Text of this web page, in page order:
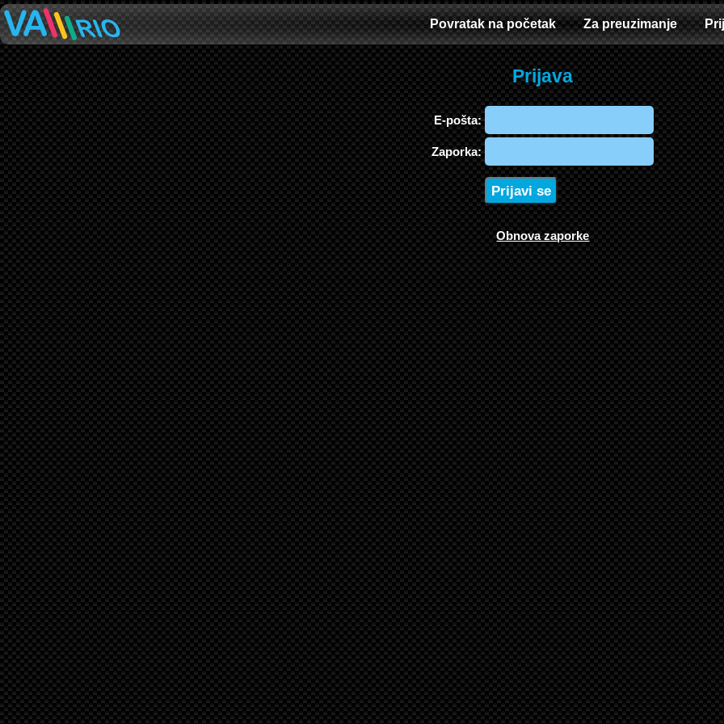
Povratak na početak Za preuzimanje
Prijava
E-pošta:
Zaporka:
Obnova zaporke